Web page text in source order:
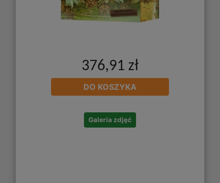
376,91 zł
DO KOSZYKA
Galeria zdjęć